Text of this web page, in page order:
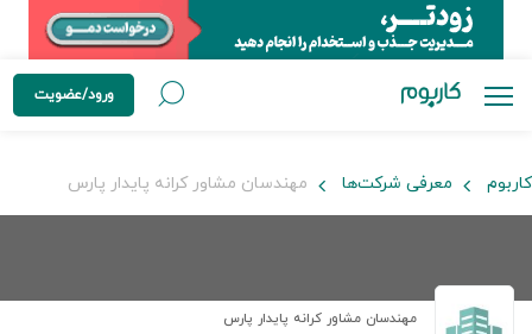
ورود/عضویت
کاربوم معرفی شرکت‌ها مهندسان مشاور کرانه پایدار پارس
مهندسان مشاور کرانه پایدار پارس